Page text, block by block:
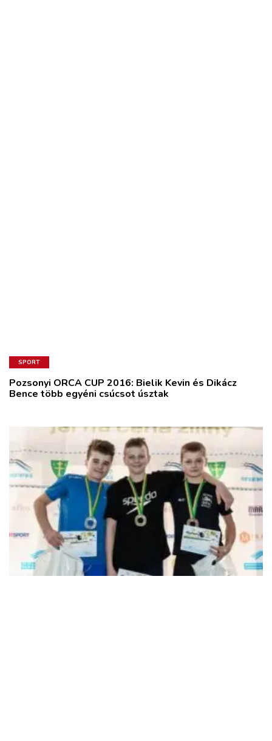
SPORT
Pozsonyi ORCA CUP 2016: Bielik Kevin és Dikácz
Bence több egyéni csúcsot úsztak